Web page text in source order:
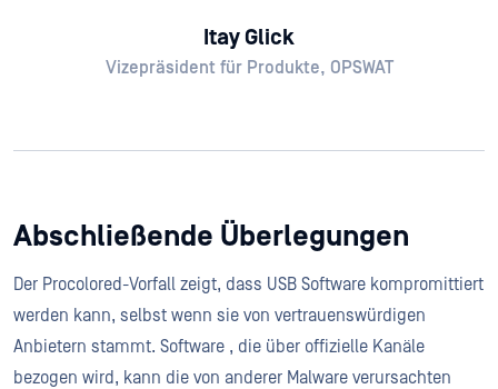
Itay Glick
Vizepräsident für Produkte, OPSWAT
Abschließende Überlegungen
Der Procolored-Vorfall zeigt, dass USB Software kompromittiert
werden kann, selbst wenn sie von vertrauenswürdigen
Anbietern stammt. Software , die über offizielle Kanäle
bezogen wird, kann die von anderer Malware verursachten